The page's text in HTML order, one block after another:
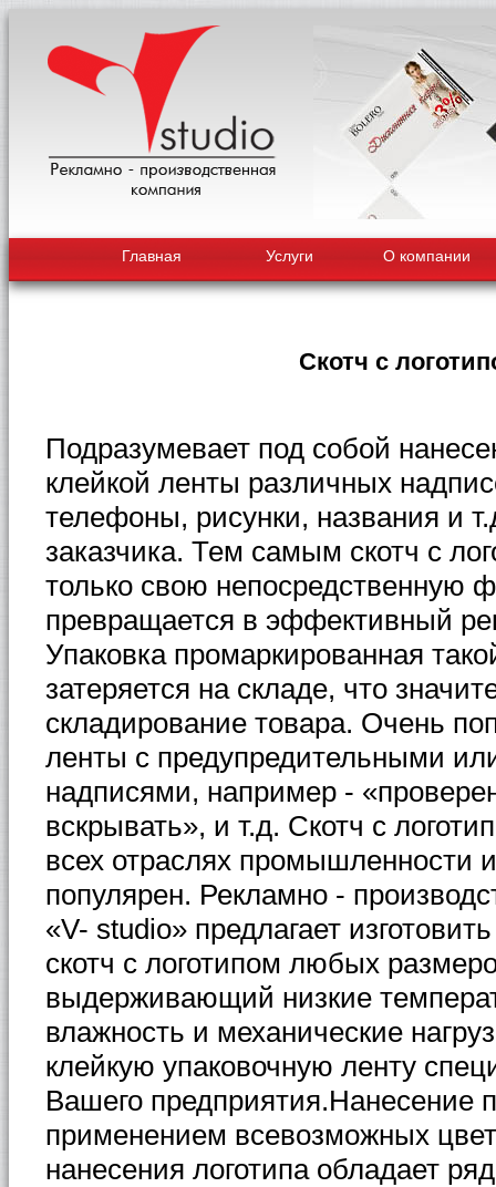
Главная Услуги О компании
Скотч с
Подразумевает под собой
клейкой ленты различных
телефоны, рисунки, названия и
заказчика. Тем самым скотч с
только свою непосредственную
превращается в эффективный
Упаковка промаркированная
затеряется на складе, что
складирование товара. Очень
ленты с предупредительными
надписями, например -
вскрывать», и т.д. Скотч с
всех отраслях промышленности
популярен. Рекламно -
«V- studio» предлагает
скотч с логотипом любых
выдерживающий низкие
влажность и механические
клейкую упаковочную ленту
Вашего предприятия.Нанесение
применением всевозможных
нанесения логотипа обладает